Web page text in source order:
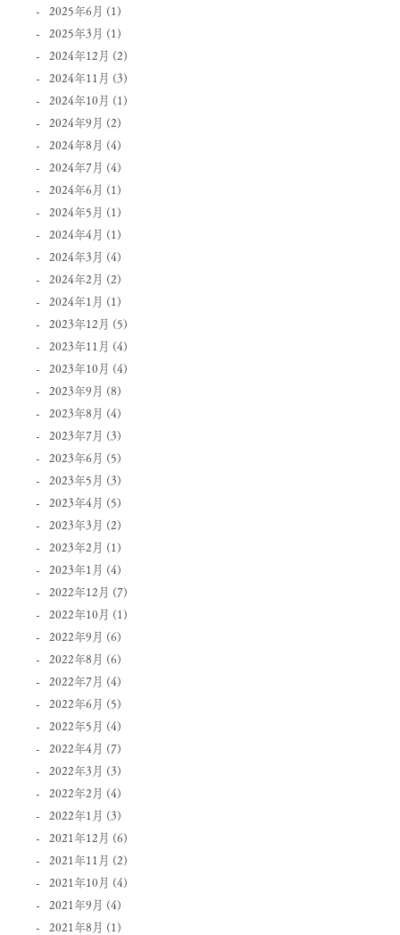
2025年6月 (1)
2025年3月 (1)
2024年12月 (2)
2024年11月 (3)
2024年10月 (1)
2024年9月 (2)
2024年8月 (4)
2024年7月 (4)
2024年6月 (1)
2024年5月 (1)
2024年4月 (1)
2024年3月 (4)
2024年2月 (2)
2024年1月 (1)
2023年12月 (5)
2023年11月 (4)
2023年10月 (4)
2023年9月 (8)
2023年8月 (4)
2023年7月 (3)
2023年6月 (5)
2023年5月 (3)
2023年4月 (5)
2023年3月 (2)
2023年2月 (1)
2023年1月 (4)
2022年12月 (7)
2022年10月 (1)
2022年9月 (6)
2022年8月 (6)
2022年7月 (4)
2022年6月 (5)
2022年5月 (4)
2022年4月 (7)
2022年3月 (3)
2022年2月 (4)
2022年1月 (3)
2021年12月 (6)
2021年11月 (2)
2021年10月 (4)
2021年9月 (4)
2021年8月 (1)